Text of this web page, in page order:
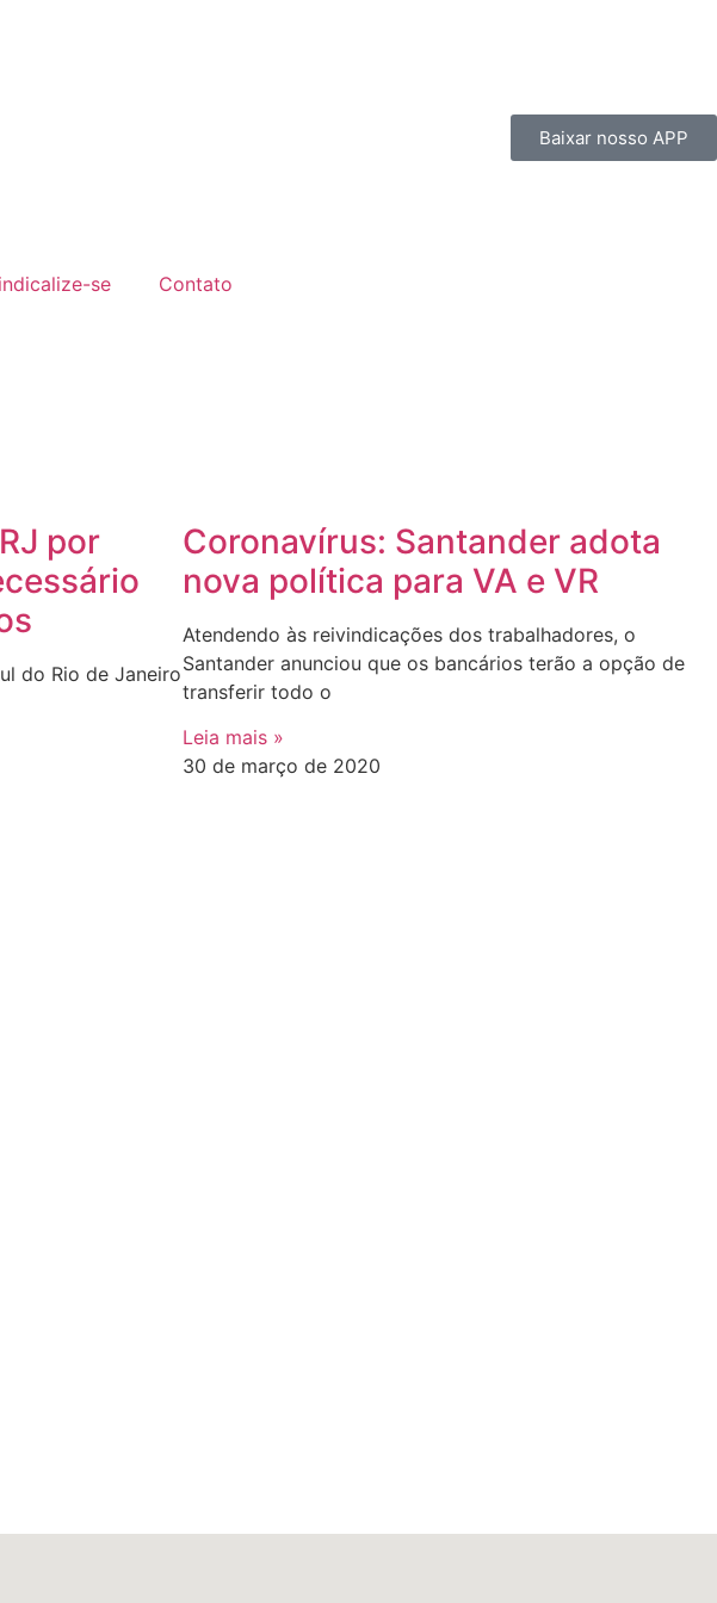
Baixar nosso APP
se Contato
por
do Rio de Janeiro
Coronavírus: Santander adota
nova política para VA e VR
Atendendo às reivindicações dos trabalhadores, o
Santander anunciou que os bancários terão a opção de
transferir todo o
Leia mais »
30 de março de 2020